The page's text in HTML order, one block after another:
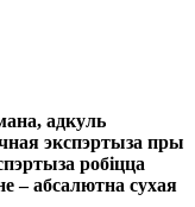
адкуль
экспэртыза пры
робіцца
– абсалютна сухая